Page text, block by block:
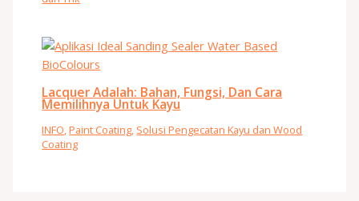
Lacquer Adalah: Bahan, Fungsi, Dan Cara
Memilihnya Untuk Kayu
INFO,Paint Coating, Solusi Pengecatan Kayu dan Wood
Coating